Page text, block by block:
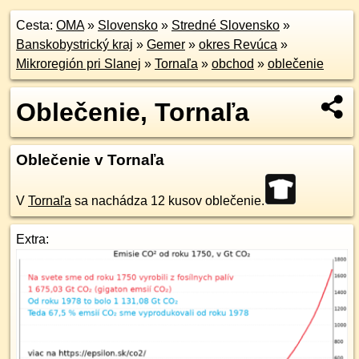
Cesta: OMA» Slovensko » Stredné Slovensko »
Banskobystrický kraj » Gemer » okres Revúca »
Mikroregión pri Slanej » Tornaľa » obchod » oblečenie
Oblečenie, Tornaľa
Oblečenie v Tornaľa
V Tornaľa sa nachádza 12 kusov oblečenie.
Extra: